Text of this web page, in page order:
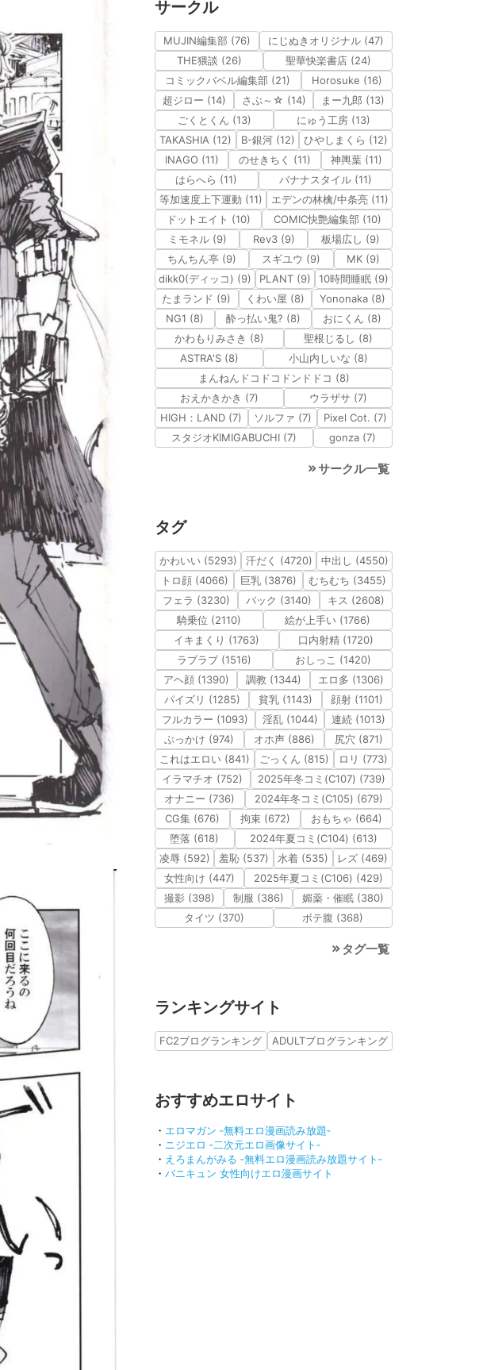
サークル
MUJIN編集部 (76)
にじぬきオリジナル (47)
THE猥談 (26)
聖華快楽書店 (24)
コミックバベル編集部 (21)
Horosuke (16)
超ジロー (14)
さぶ～☆ (14)
まー九郎 (13)
ごくとくん (13)
にゅう工房 (13)
TAKASHIA (12)
B-銀河 (12)
ひやしまくら (12)
INAGO (11)
のせきちく (11)
神輿葉 (11)
はらへら (11)
バナナスタイル (11)
等加速度上下運動 (11)
エデンの林檎/中条亮 (11)
ドットエイト (10)
COMIC快艶編集部 (10)
ミモネル (9)
Rev3 (9)
板場広し (9)
ちんちん亭 (9)
スギユウ (9)
MK (9)
dikk0(ディッコ) (9)
PLANT (9)
10時間睡眠 (9)
たまランド (9)
くわい屋 (8)
Yononaka (8)
NG1 (8)
酔っ払い鬼? (8)
おにくん (8)
かわもりみさき (8)
聖根じるし (8)
ASTRA'S (8)
小山内しいな (8)
まんねんドコドコドンドドコ (8)
おえかきかき (7)
ウラザサ (7)
HIGH：LAND (7)
ソルファ (7)
Pixel Cot. (7)
スタジオKIMIGABUCHI (7)
gonza (7)
サークル一覧
タグ
かわいい (5293) 汗だく (4720)
中出し (4550)
トロ顔 (4066)
巨乳 (3876)
むちむち (3455)
フェラ (3230)
バック (3140)
キス (2608)
騎乗位 (2110)
絵が上手い (1766)
イキまくり (1763)
口内射精 (1720)
ラブラブ (1516)
おしっこ (1420)
アヘ顔 (1390)
調教 (1344)
エロ多 (1306)
パイズリ (1285)
貧乳 (1143)
顔射 (1101)
フルカラー (1093)
淫乱 (1044)
連続 (1013)
ぶっかけ (974)
オホ声 (886)
尻穴 (871)
これはエロい (841)
ごっくん (815)
ロリ (773)
イラマチオ (752)
2025年冬コミ(C107) (739)
オナニー (736)
2024年冬コミ(C105) (679)
CG集 (676)
拘束 (672)
おもちゃ (664)
堕落 (618)
2024年夏コミ(C104) (613)
凌辱 (592)
羞恥 (537) 水着 (535)
レズ (469)
女性向け (447)
2025年夏コミ(C106) (429)
撮影 (398)
制服 (386)
媚薬・催眠 (380)
タイツ (370)
ボテ腹 (368)
タグ一覧
ランキングサイト
FC2ブログランキング ADULTブログランキング
おすすめエロサイト
・ エロマガン ‐無料エロ漫画読み放題‐
・ ニジエロ ‐二次元エロ画像サイト‐
・ えろまんがみる ‐無料エロ漫画読み放題サイト‐
・ バニキュン 女性向けエロ漫画サイト